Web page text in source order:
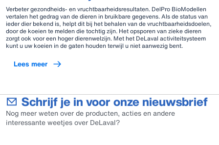
Verbeter gezondheids- en vruchtbaarheidsresultaten. DelPro BioModellen
vertalen het gedrag van de dieren in bruikbare gegevens. Als de status van
ieder dier bekend is, helpt dit bij het behalen van de vruchtbaarheidsdoelen,
door de koeien te melden die tochtig zijn. Het opsporen van zieke dieren
zorgt ook voor een hoger dierenwelzijn. Met het DeLaval activiteitsysteem
kunt u uw koeien in de gaten houden terwijl u niet aanwezig bent.
Lees meer
Schrijf je in voor onze nieuwsbrief
Nog meer weten over de producten, acties en andere
interessante weetjes over DeLaval?